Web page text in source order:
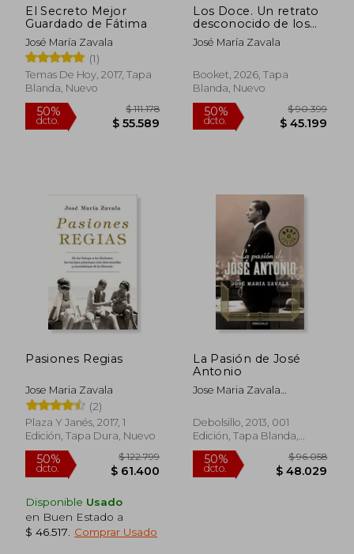
40%
dcto.
40%
dcto.
El Secreto Mejor
Guardado de Fátima
José María Zavala
(1)
Temas De Hoy, 2017, Tapa
Blanda, Nuevo
Los Doce. Un retrato
desconocido de los
Apóstoles
José María Zavala
Booket, 2026, Tapa
Blanda, Nuevo
Pasiones Regias
Jose Maria Zavala
(2)
Plaza Y Janés, 2017, 1
Edición, Tapa Dura, Nuevo
Disponible Usado
en Buen Estado a
$ 46.517
Comprar Usado
La Pasión de José
Antonio
Jose Maria Zavala
Debolsillo, 2013, 001
Edición, Tapa Blanda,
Nuevo